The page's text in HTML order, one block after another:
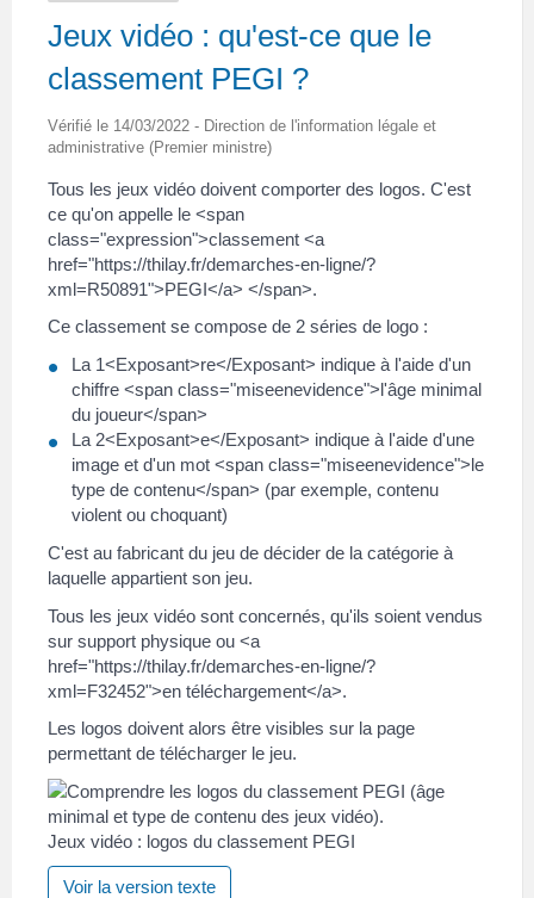
Jeux vidéo : qu'est-ce que le
classement PEGI ?
Vérifié le 14/03/2022 - Direction de l'information légale et
administrative (Premier ministre)
Tous les jeux vidéo doivent comporter des logos. C'est
ce qu'on appelle le <span
class="expression">classement <a
href="https://thilay.fr/demarches-en-ligne/?
xml=R50891">PEGI</a> </span>.
Ce classement se compose de 2 séries de logo :
La 1<Exposant>re</Exposant> indique à l'aide d'un
chiffre <span class="miseenevidence">l'âge minimal
du joueur</span>
La 2<Exposant>e</Exposant> indique à l'aide d'une
image et d'un mot <span class="miseenevidence">le
type de contenu</span> (par exemple, contenu
violent ou choquant)
C'est au fabricant du jeu de décider de la catégorie à
laquelle appartient son jeu.
Tous les jeux vidéo sont concernés, qu'ils soient vendus
sur support physique ou <a
href="https://thilay.fr/demarches-en-ligne/?
xml=F32452">en téléchargement</a>.
Les logos doivent alors être visibles sur la page
permettant de télécharger le jeu.
Jeux vidéo : logos du classement PEGI
Voir la version texte